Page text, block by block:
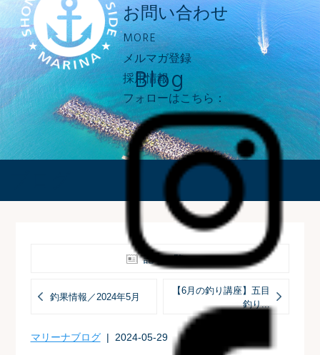
お問い合わせ
MORE
メルマガ登録
採用情報
フォローはこちら：
Blog
記事一覧へ
釣果情報／2024年5月
【6月の釣り講座】五目
釣り...
マリーナブログ| 2024-05-29